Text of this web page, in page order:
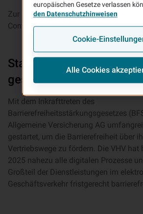
Zur praktischen Umsetzung
Content Accessibility Guidelines
Stand der Vereinbarkeit
gesetzlichen
Mit dem Inkrafttreten des
Barrierefreiheitsstärkungsgesetzes
Allgemeine Versicherung AG
gestartet, um die Barrierefreiheit über
Vertriebswege zu fördern. Die VHV hat
2025 nahezu alle digitalen Prozesse
Großteil der Dienstleistungen im
Geschäftsverkehr fristgerecht
europäischen Gesetze verlassen
den Datenschutzhinweisen
Cookie-
Alle Cookies